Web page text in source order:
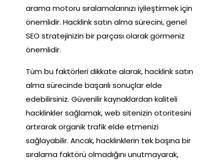
arama motoru sıralamalarınızı iyileştirmek için
önemlidir. Hacklink satın alma sürecini, genel
SEO stratejinizin bir parçası olarak görmeniz
önemlidir.
Tüm bu faktörleri dikkate alarak, hacklink satın
alma sürecinde başarılı sonuçlar elde
edebilirsiniz. Güvenilir kaynaklardan kaliteli
hacklinkler sağlamak, web sitenizin otoritesini
artırarak organik trafik elde etmenizi
sağlayabilir. Ancak, hacklinklerin tek başına bir
sıralama faktörü olmadığını unutmayarak,